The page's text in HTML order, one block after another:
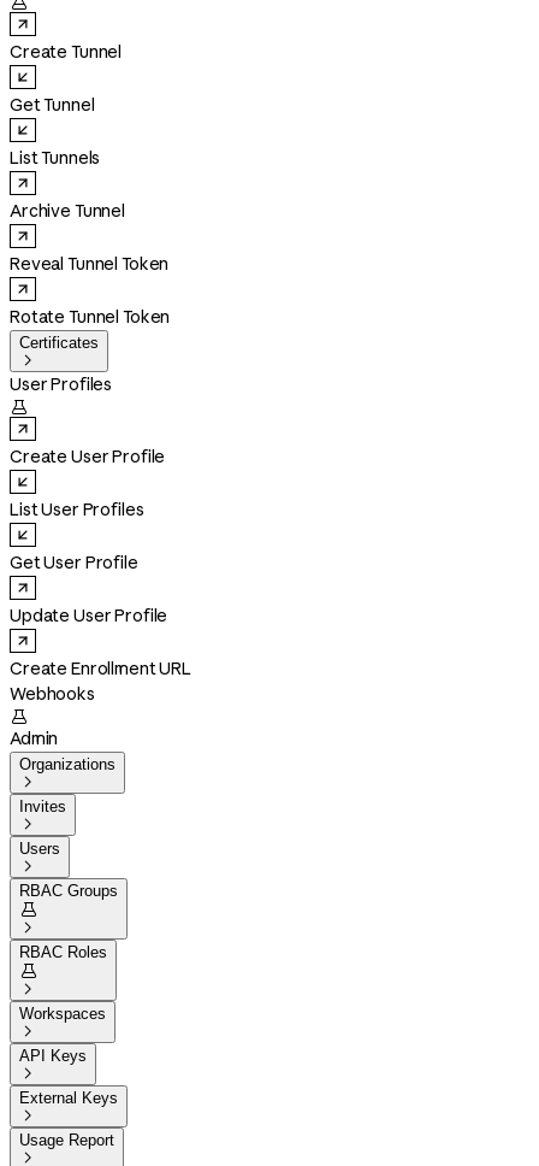
Create Tunnel
Get Tunnel
List Tunnels
Archive Tunnel
Reveal Tunnel Token
Rotate Tunnel Token
Certificates

User Profiles

Create User Profile
List User Profiles
Get User Profile
Update User Profile
Create Enrollment URL
Webhooks

Admin
Organizations

Invites

Users

RBAC Groups


RBAC Roles


Workspaces

API Keys

External Keys

Usage Report
